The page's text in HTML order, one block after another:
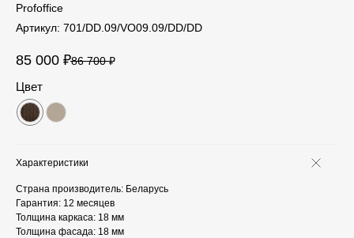
Profoffice
Артикул: 701/DD.09/VO09.09/DD/DD
85 000 ₽86 700 ₽
Цвет
Характеристики
Страна производитель: Беларусь
Гарантия: 12 месяцев
Толщина каркаса: 18 мм
Толщина фасада: 18 мм